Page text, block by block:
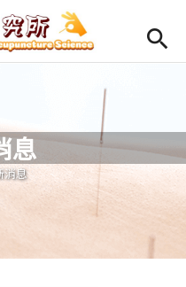
)
)
)
content
息
裡
消息